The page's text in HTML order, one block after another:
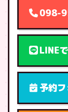
098-
LINE
予約